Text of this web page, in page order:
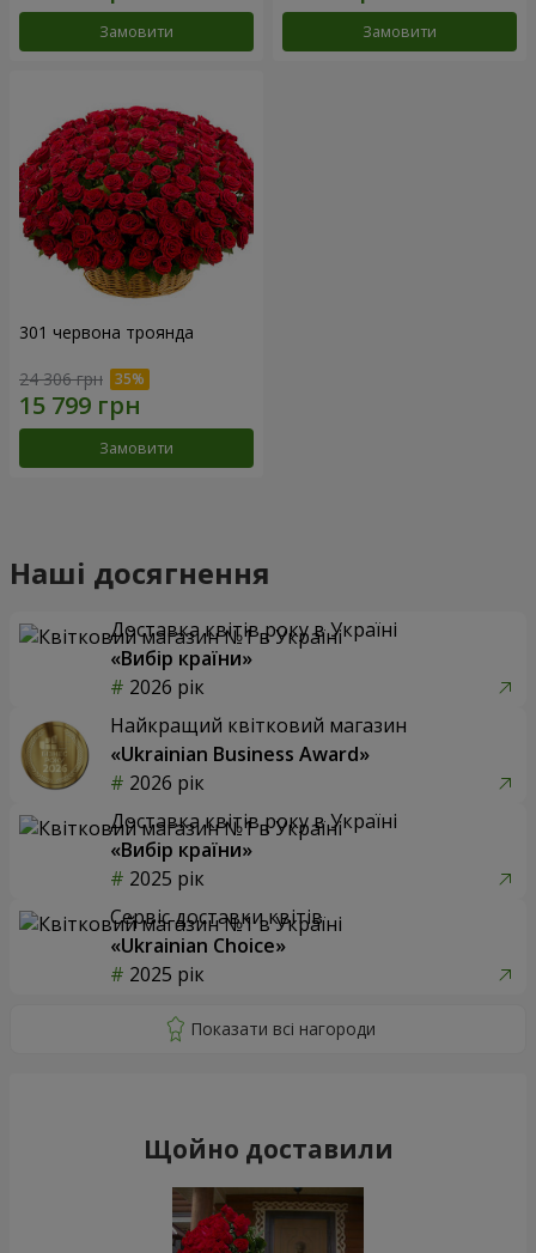
Замовити Замовити
301 червона троянда
24 306 грн
Замовити
Наші досягнення
Доставка квітів року в Україні
«Вибір країни»
2026 рік
Найкращий квітковий магазин
«Ukrainian Business Award»
2026 рік
Доставка квітів року в Україні
«Вибір країни»
2025 рік
Сервіс доставки квітів
«Ukrainian Choice»
2025 рік
Щойно доставили